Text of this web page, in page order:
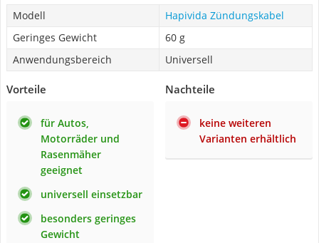
Modell
Hapivida Zündungskabel
Geringes Gewicht
60 g
Anwendungsbereich
Universell
Vorteile
für Autos,
Motorräder und
Rasenmäher
geeignet
universell einsetzbar
besonders geringes
Gewicht
Nachteile
keine weiteren
Varianten erhältlich